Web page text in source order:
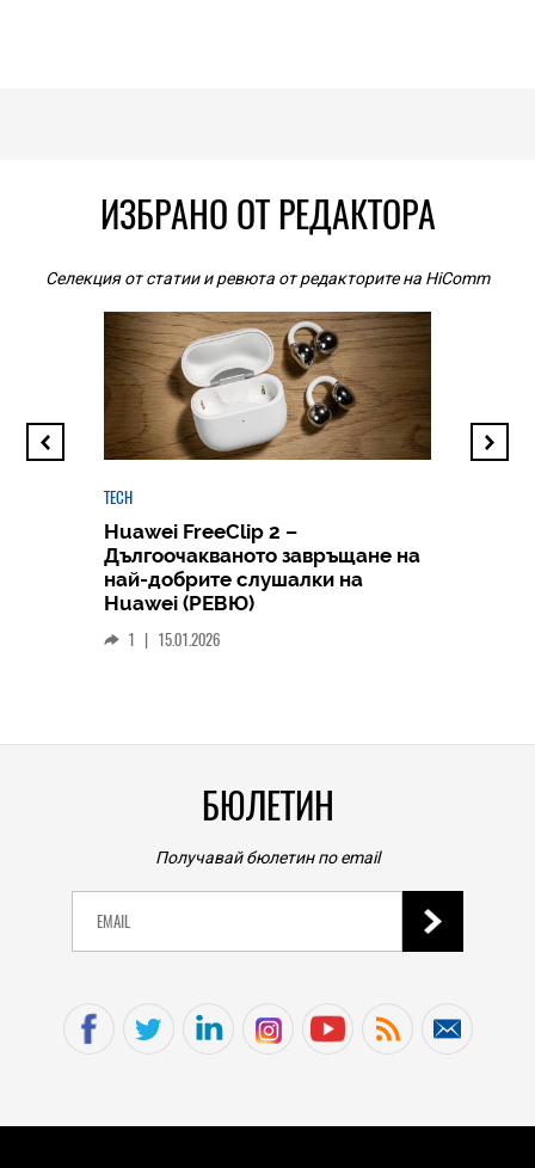
ИЗБРАНО ОТ РЕДАКТОРА
Селекция от статии и ревюта от редакторите на HiComm
TECH
Huawei FreeClip 2 –
Дългоочакваното завръщане на
най-добрите слушалки на
Huawei (РЕВЮ)
1 | 15.01.2026
БЮЛЕТИН
Получавай бюлетин по email